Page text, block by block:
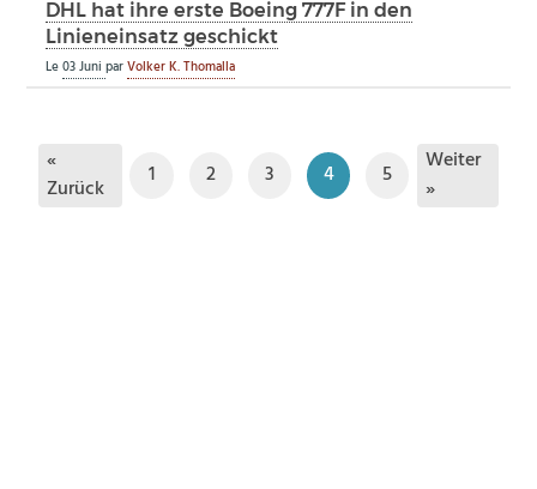
DHL hat ihre erste Boeing 777F in den
Linieneinsatz geschickt
Le03 JuniparVolker K. Thomalla
«
Zurück
1 2 3 4 5
Weiter
»